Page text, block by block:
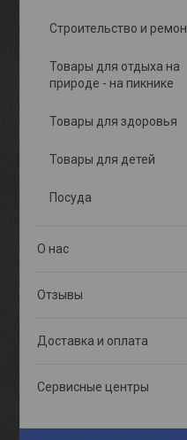
Строительство и
Товары для отдыха на
природе - на пикнике
Товары для здоровья
Товары для детей
Посуда
О нас
Отзывы
Доставка и оплата
Сервисные центры